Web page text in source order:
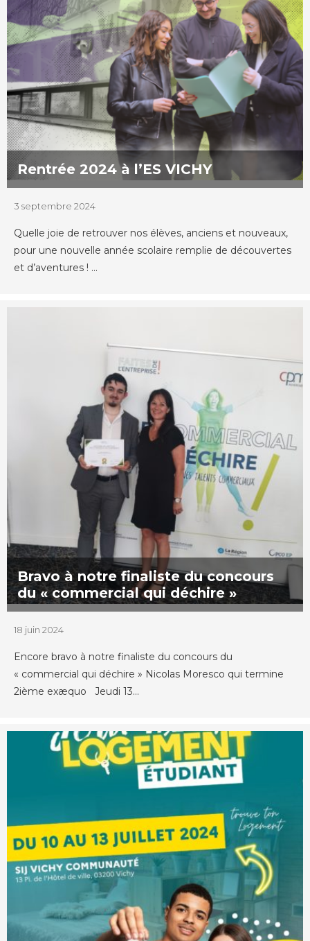
Rentrée 2024 à l’ES VICHY
3 septembre 2024
Quelle joie de retrouver nos élèves, anciens et nouveaux,
pour une nouvelle année scolaire remplie de découvertes
et d’aventures ! ...
Bravo à notre finaliste du concours
du « commercial qui déchire »
18 juin 2024
Encore bravo à notre finaliste du concours du
« commercial qui déchire » Nicolas Moresco qui termine
2ième exæquo Jeudi 13...